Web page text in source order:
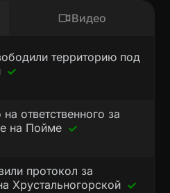
Видео
территорию под
ответственного за
на Пойме
протокол за
Хрустальногорской